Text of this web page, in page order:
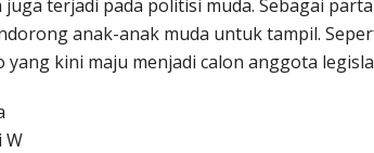
juga terjadi pada politisi muda. Sebagai
anak-anak muda untuk tampil.
yang kini maju menjadi calon anggota
W